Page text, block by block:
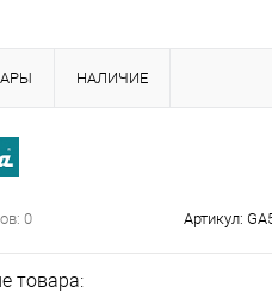
НАЛИЧИЕ
0 Артикул:
товара: